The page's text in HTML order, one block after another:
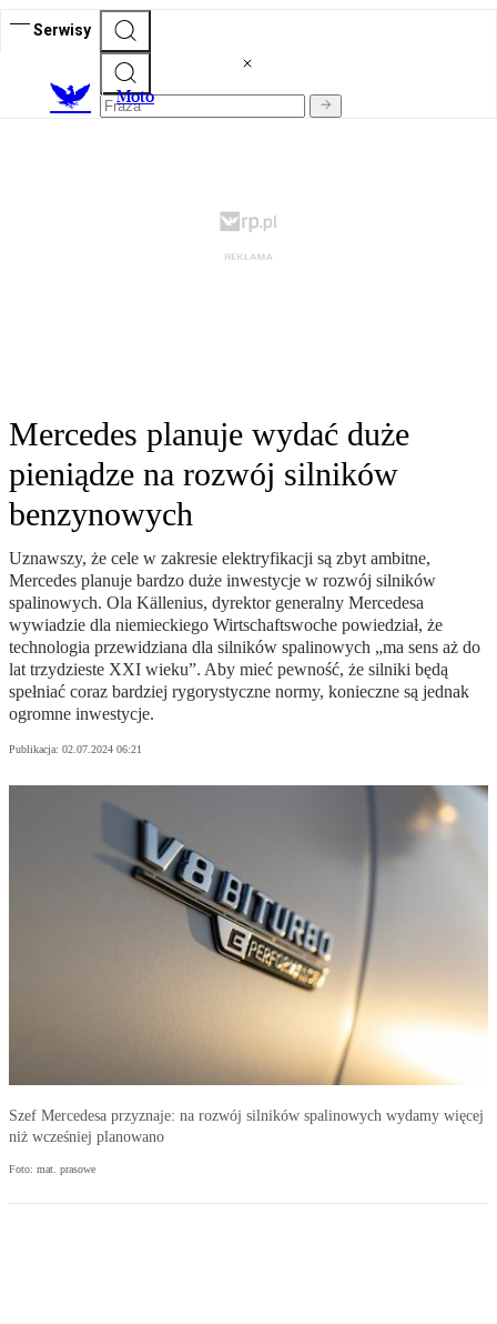
Serwisy
Moto
Mercedes planuje wydać duże
pieniądze na rozwój silników
benzynowych
Uznawszy, że cele w zakresie elektryfikacji są zbyt ambitne,
Mercedes planuje bardzo duże inwestycje w rozwój silników
spalinowych. Ola Källenius, dyrektor generalny Mercedesa
wywiadzie dla niemieckiego Wirtschaftswoche powiedział, że
technologia przewidziana dla silników spalinowych „ma sens aż do
lat trzydzieste XXI wieku”. Aby mieć pewność, że silniki będą
spełniać coraz bardziej rygorystyczne normy, konieczne są jednak
ogromne inwestycje.
Publikacja: 02.07.2024 06:21
Szef Mercedesa przyznaje: na rozwój silników spalinowych wydamy więcej
niż wcześniej planowano
Foto: mat. prasowe